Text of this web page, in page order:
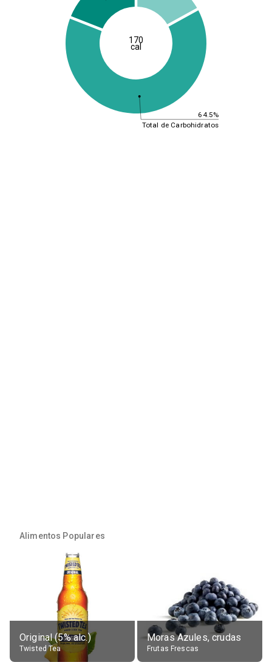
64.5%
Total de Carbohidratos
170
cal
Alimentos Populares
Original (5% alc.)
Twisted Tea
Moras Azules, crudas
Frutas Frescas